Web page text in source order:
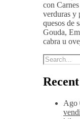
Vino muy
con Carnes
verduras y
quesos de
Gouda,
cabra u